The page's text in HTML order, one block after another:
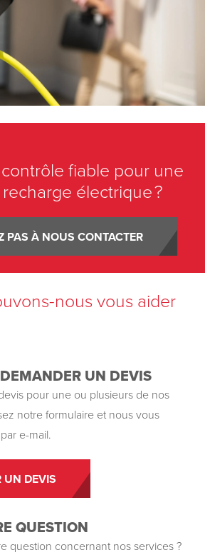
contrôle fiable pour une
électrique ?
PAS À NOUS CONTACTER
nous vous aider
UN DEVIS
pour une ou plusieurs de nos
notre formulaire et nous vous
e-mail.
UN DEVIS
QUESTION
question concernant nos services ?